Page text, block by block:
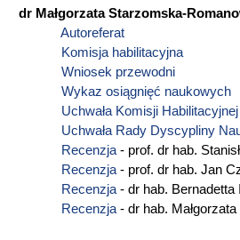
dr Małgorzata Starzomska-
Autoreferat
Komisja habilitacyjna
Wniosek przewodni
Wykaz osiągnięć naukowych
Uchwała Komisji Habilitacyjnej
Uchwała Rady Dyscypliny
Recenzja - prof. dr hab.
Recenzja - prof. dr hab. Jan
Recenzja - dr hab.
Recenzja - dr hab.